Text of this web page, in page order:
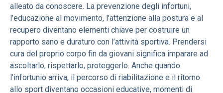
alleato da conoscere. La prevenzione degli infortuni,
l’educazione al movimento, l’attenzione alla postura e al
recupero diventano elementi chiave per costruire un
rapporto sano e duraturo con l’attività sportiva. Prendersi
cura del proprio corpo fin da giovani significa imparare ad
ascoltarlo, rispettarlo, proteggerlo. Anche quando
l’infortunio arriva, il percorso di riabilitazione e il ritorno
allo sport diventano occasioni educative, momenti di